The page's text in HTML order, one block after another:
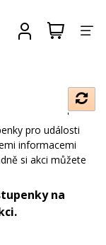
Zobrazit
nákupní
data
pro události
informacemi
si akci můžete
na